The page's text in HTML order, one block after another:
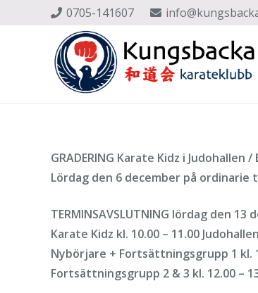
0705-141607
GRADERING Karate Kidz i
Lördag den 6 december på ordinarie
TERMINSAVSLUTNING lördag den
Karate Kidz kl. 10.00 – 11.00 Judohallen
Nybörjare + Fortsättningsgrupp 1 kl.
Fortsättningsgrupp 2 & 3 kl. 12.00 –